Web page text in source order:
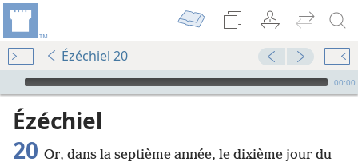
Ézéchiel 20
Audio Player
00:00
Ézéchiel
20 Or, dans la septième année, le dixième jour du